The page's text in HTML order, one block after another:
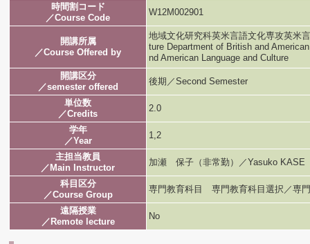
時間割コード
／Course Code
W12M002901
開講所属
／Course Offered by
地域文化研究科英米言語文化専攻英米
ture Department of British and
nd American Language and Culture
開講区分
／semester offered
後期／Second Semester
単位数
／Credits
2.0
学年
／Year
1,2
主担当教員
／Main Instructor
加瀬 保子（非常勤）／Yasuko KASE
科目区分
／Course Group
専門教育科目 専門教育科目選択／専
遠隔授業
／Remote lecture
No